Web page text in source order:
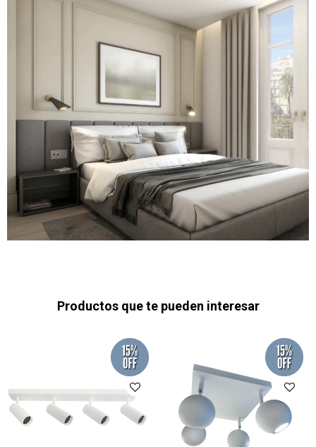
Productos que te pueden interesar